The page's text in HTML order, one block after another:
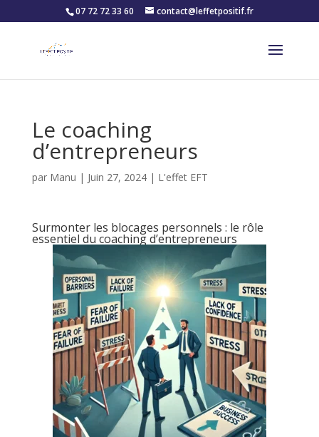
07 72 72 33 60 contact@leffetpositif.fr
Le coaching
d’entrepreneurs
par Manu | Juin 27, 2024| L'effet EFT
Surmonter les blocages personnels : le rôle
essentiel du coaching d’entrepreneurs